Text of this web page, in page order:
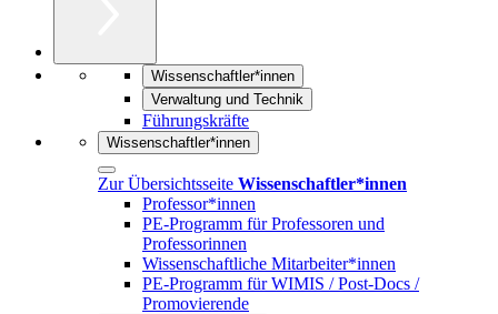
Wissenschaftler*innen
Verwaltung und Technik
Führungskräfte
Wissenschaftler*innen
Zur Übersichtsseite Wissenschaftler*innen
Professor*innen
PE-Programm für Professoren und
Professorinnen
Wissenschaftliche Mitarbeiter*innen
PE-Programm für WIMIS / Post-Docs /
Promovierende